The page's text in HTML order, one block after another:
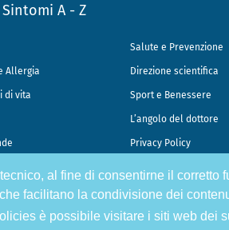
al fine di consentirne il
facilitano la condivisione dei
è possibile visitare i siti web dei
A - Z
Salute e Prevenzione
Allergia Direzione scientifica
di vita Sport e Benessere
L’angolo del dottore
Privacy Policy
07333890965 - Direzione Scientifica Dottor Attilio Francesco Speciani